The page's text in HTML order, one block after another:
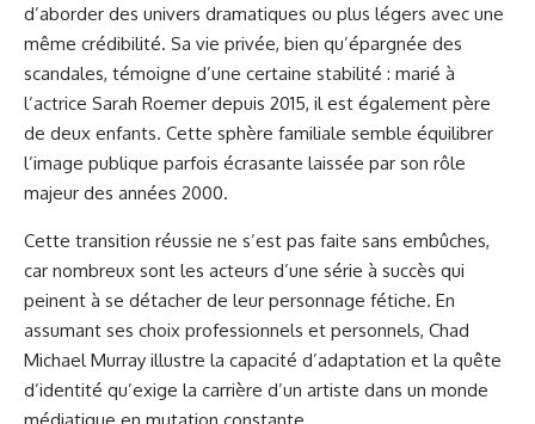
d’aborder des univers dramatiques ou plus légers avec une
même crédibilité. Sa vie privée, bien qu’épargnée des
scandales, témoigne d’une certaine stabilité : marié à
l’actrice Sarah Roemer depuis 2015, il est également père
de deux enfants. Cette sphère familiale semble équilibrer
l’image publique parfois écrasante laissée par son rôle
majeur des années 2000.
Cette transition réussie ne s’est pas faite sans embûches,
car nombreux sont les acteurs d’une série à succès qui
peinent à se détacher de leur personnage fétiche. En
assumant ses choix professionnels et personnels, Chad
Michael Murray illustre la capacité d’adaptation et la quête
d’identité qu’exige la carrière d’un artiste dans un monde